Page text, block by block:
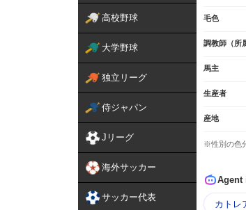
高校野球
大学野球
独立リーグ
侍ジャパン
Jリーグ
海外サッカー
サッカー代表
毛色
調教師（所
馬主
生産者
産地
※性別の色
Agent
カトレ